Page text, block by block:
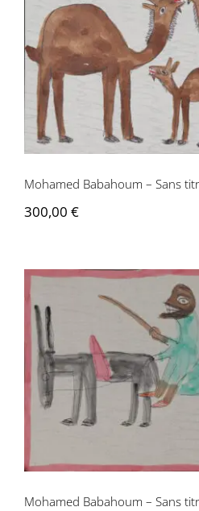
Mohamed
Mohamed Babahoum – Sans
300,00 €
Mohamed
Mohamed Babahoum – Sans